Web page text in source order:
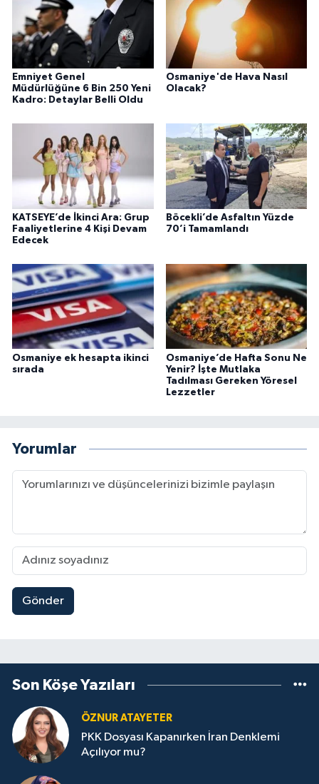
Emniyet Genel
Müdürlüğüne 6 Bin 250 Yeni
Kadro: Detaylar Belli Oldu
Osmaniye'de Hava Nasıl
Olacak?
KATSEYE’de İkinci Ara: Grup
Faaliyetlerine 4 Kişi Devam
Edecek
Böcekli’de Asfaltın Yüzde
70’i Tamamlandı
Osmaniye ek hesapta ikinci
sırada
Osmaniye’de Hafta Sonu Ne
Yenir? İşte Mutlaka
Tadılması Gereken Yöresel
Lezzetler
Yorumlar
Gönder
Son Köşe Yazıları
ÖZNUR ATAYETER
PKK Dosyası Kapanırken İran Denklemi
Açılıyor mu?